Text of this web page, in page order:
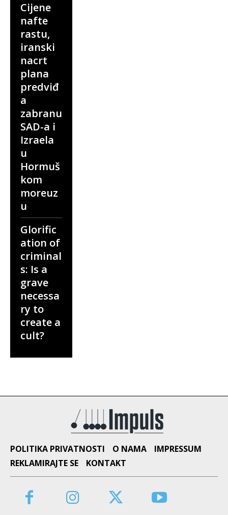
Cijene
nafte
rastu,
iranski
nacrt
plana
predviđ
a
zabranu
SAD-a i
Izraela
u
Hormuš
kom
moreuz
u
Glorific
ation of
criminal
s: Is a
grave
necessa
ry to
create a
cult?
POLITIKA PRIVATNOSTI O NAMA
IMPRESSUM
REKLAMIRAJTE SE
KONTAKT